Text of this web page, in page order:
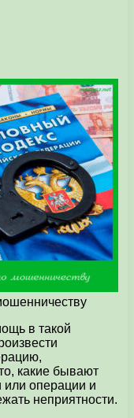
в такой
какие бывают
или операции и
неприятности.